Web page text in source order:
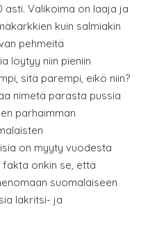
asti. Valikoima on laaja ja
kuin salmiakin
pehmeitä
löytyy niin pieniin
sitä parempi, eikö niin?
nimetä parasta pussia
parhaimman
on myyty vuodesta
fakta onkin se, että
suomalaiseen
lakritsi- ja